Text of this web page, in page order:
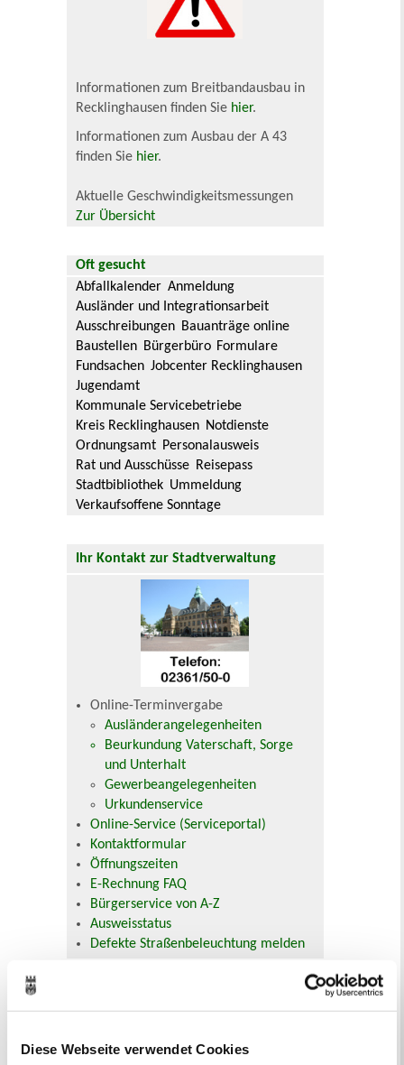
Diese Webseite verwendet Cookies
Informationen zum Breitbandausbau in
Recklinghausen finden Sie hier.
Informationen zum Ausbau der A 43
finden Sie hier.
Aktuelle Geschwindigkeitsmessungen
Zur Übersicht
Oft gesucht
Abfallkalender Anmeldung
Ausländer und Integrationsarbeit
Ausschreibungen Bauanträge online
Baustellen Bürgerbüro Formulare
Fundsachen Jobcenter Recklinghausen
Jugendamt
Kommunale Servicebetriebe
Kreis Recklinghausen Notdienste
Ordnungsamt Personalausweis
Rat und Ausschüsse Reisepass
Stadtbibliothek Ummeldung
Verkaufsoffene Sonntage
Ihr Kontakt zur Stadtverwaltung
Online-Terminvergabe
Ausländerangelegenheiten
Beurkundung Vaterschaft, Sorge
und Unterhalt
Gewerbeangelegenheiten
Urkundenservice
Online-Service (Serviceportal)
Kontaktformular
Öffnungszeiten
E-Rechnung FAQ
Bürgerservice von A-Z
Ausweisstatus
Defekte Straßenbeleuchtung melden
September >